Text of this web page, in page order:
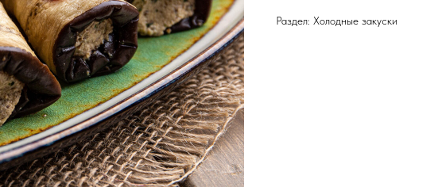
Раздел: Холодные закуски